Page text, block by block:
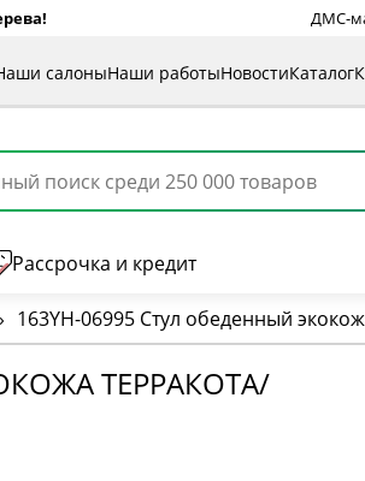
ДМС-
салоныНаши работыНовостиКаталог
Рассрочка и кредит
› 163YH-06995 Стул обеденный
ТЕРРАКОТА/